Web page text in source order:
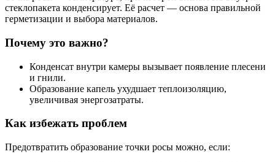
стеклопакета конденсирует. Её расчет — основа правильной
герметизации и выбора материалов.
Почему это важно?
Конденсат внутри камеры вызывает появление плесени
и гнили.
Образование капель ухудшает теплоизоляцию,
увеличивая энергозатраты.
Как избежать проблем
Предотвратить образование точки росы можно, если: